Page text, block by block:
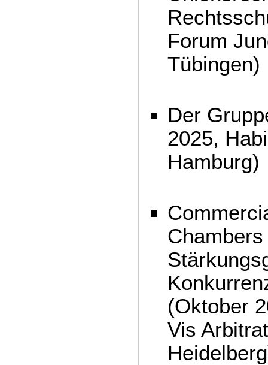
Forum
Tübingen)
Der
2025,
(Oktober
Vis